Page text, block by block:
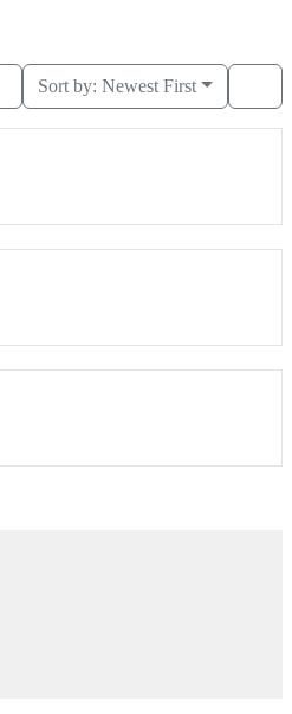
Sort by:Newest First